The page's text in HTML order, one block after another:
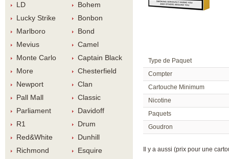
LD
Bohem
Lucky Strike
Bonbon
Marlboro
Bond
Meviu
Camel
Monte Carlo
Captain Black
More
Chesterfield
Newport
Clan
Pall Mall
Classic
Parliament
Davidoff
R1
Drum
Red&White
Dunhill
Richmond
Esquire
Type de Paquet
Compter
Cartouche Minimum
Nicotine
Paquet
Goudron
Il y a aussi (prix pour une